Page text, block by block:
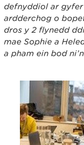
defnyddiol ar
ardderchog o
dros y 2 flynedd
mae Sophie a
a pham ein bod